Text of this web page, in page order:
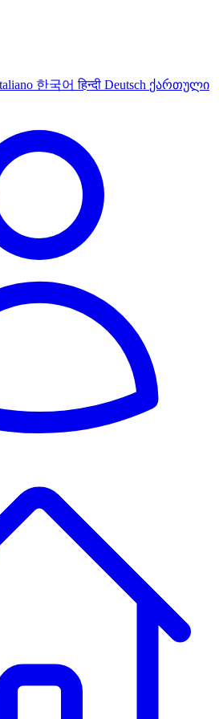
한국어हिन्दी Deutsch ქართული